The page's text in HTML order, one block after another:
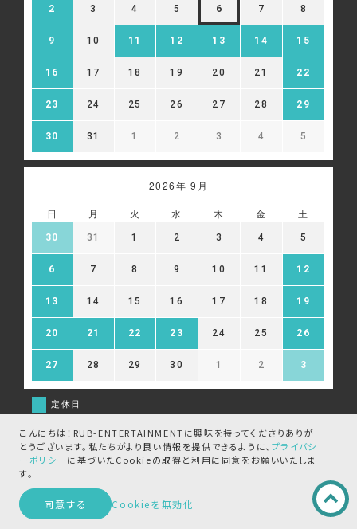
こんにちは！RUB-ENTERTAINMENTに興味を持ってくださりありが
とうございます。 私たちがより良い情報を提供できるように、 プライバシ
ーポリシー に基づいたCookieの取得と利用に同意をお願いいたしま
す。
同意する Cookieを無効化
2 3 4 5 6 7 8
9 10 11 12 13 14 15
16 17 18 19 20 21 22
23 24 25 26 27 28 29
30 31 1 2 3 4 5
2026年 9月
日 月 火 水 木 金 土
30 31 1 2 3 4 5
6 7 8 9 10 11 12
13 14 15 16 17 18 19
20 21 22 23 24 25 26
27 28 29 30 1 2 3
定休日
個人情報保護方針・個人情報の取り
扱いについて
利用規約
特定商取引法に基づく表記